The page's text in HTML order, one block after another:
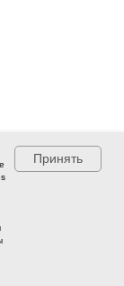
секции «Проблемы
Автор более
и
Принять